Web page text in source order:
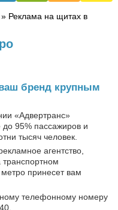
Реклама на щитах в
бренд крупным
«Адвертранс»
95% пассажиров и
тысяч человек.
агентство,
транспортном
принесет вам
телефонному номеру